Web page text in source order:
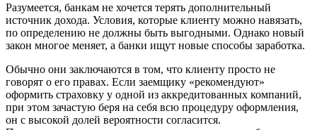
Разумеется, банкам не хочется терять дополнительный
источник дохода. Условия, которые клиенту можно навязать,
по определению не должны быть выгодными. Однако новый
закон многое меняет, а банки ищут новые способы заработка.
Обычно они заключаются в том, что клиенту просто не
говорят о его правах. Если заемщику «рекомендуют»
оформить страховку у одной из аккредитованных компаний,
при этом зачастую беря на себя всю процедуру оформления,
он с высокой долей вероятности согласится.